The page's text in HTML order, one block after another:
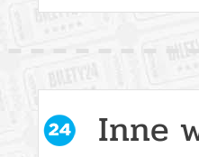
Inne